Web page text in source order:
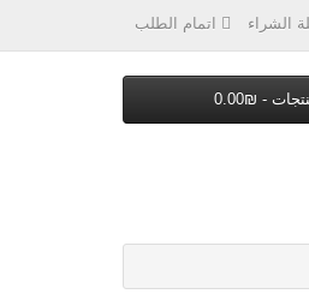
الشراء اتمام الطلب